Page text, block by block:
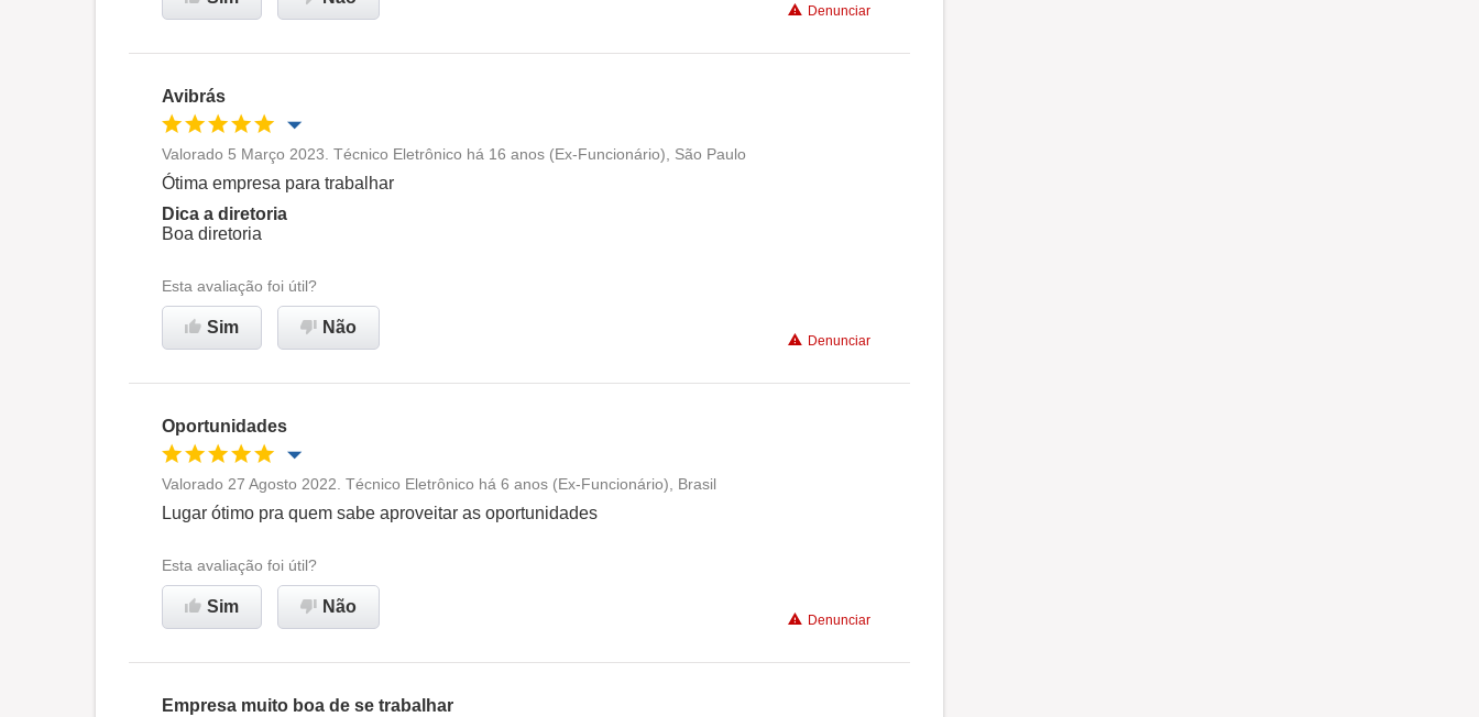
Denunciar
Avibrás
Oportunidade de promoção
Ambiente de trabalho
Recomenda esta empresa
Valorado 5 Março 2023. Técnico Eletrônico há 16 anos (Ex-Funcionário), São Paulo
Ótima empresa para trabalhar
Dica a diretoria
Boa diretoria
Esta avaliação foi útil?
Sim Não
Denunciar
Oportunidades
Oportunidade de promoção
Ambiente de trabalho
Conciliação com a vida familiar
Recomenda esta empresa
Valorado 27 Agosto 2022. Técnico Eletrônico há 6 anos (Ex-Funcionário), Brasil
Lugar ótimo pra quem sabe aproveitar as oportunidades
Esta avaliação foi útil?
Sim Não
Denunciar
Empresa muito boa de se trabalhar